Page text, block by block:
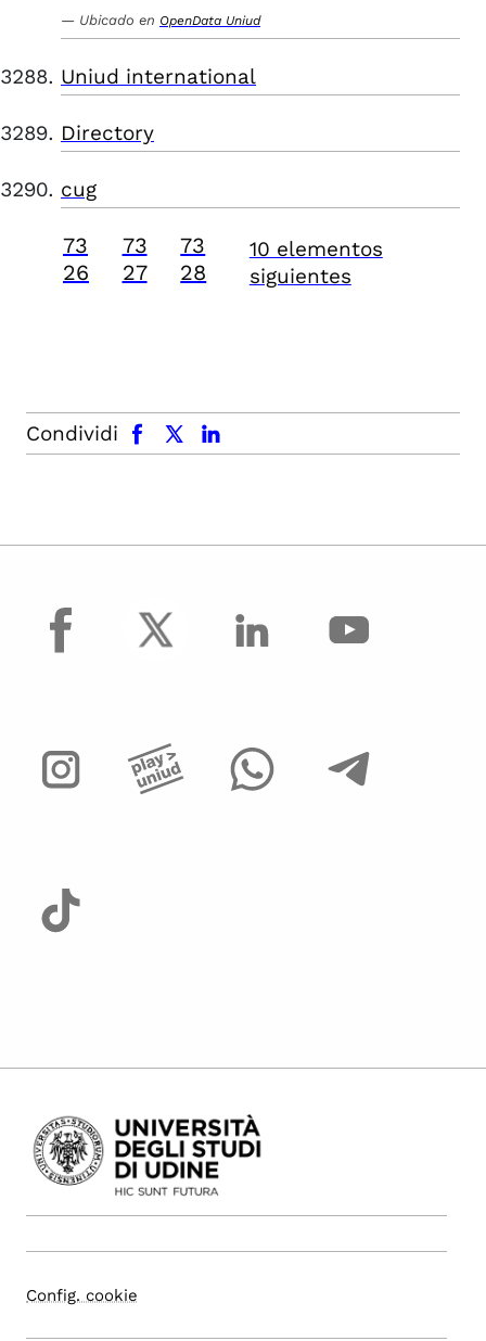
Ubicado en OpenData Uniud
Uniud international
Directory
cug
73
26
73
27
73
28
10 elementos
siguientes
Condividi
facebook x.com linkedin
facebook
Config. cookie